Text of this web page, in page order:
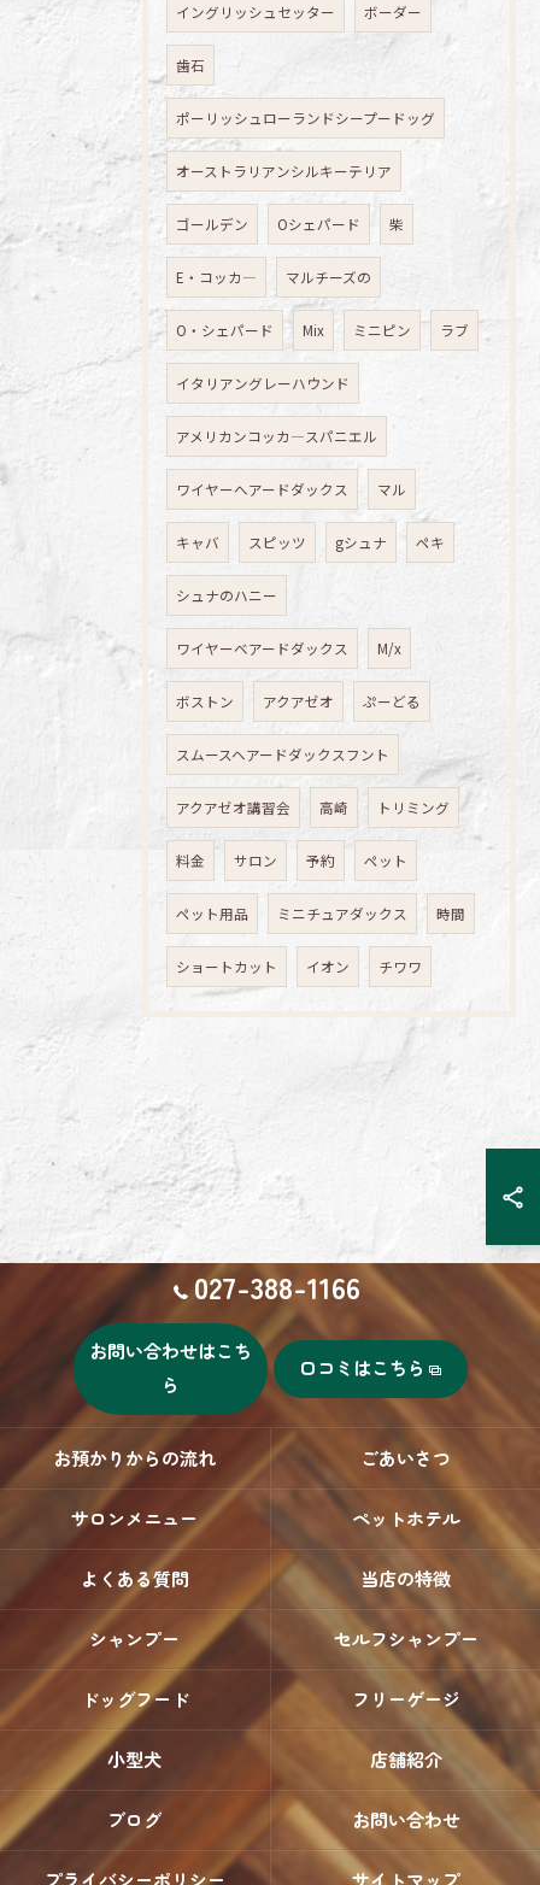
イングリッシュセッター ボーダー
歯石
ポーリッシュローランドシープードッグ
オーストラリアンシルキーテリア
ゴールデン Oシェパード 柴
E・コッカ― マルチーズの
O・シェパード Mix ミニピン ラブ
イタリアングレーハウンド
アメリカンコッカ―スパニエル
ワイヤーへアードダックス マル
キャバ スピッツ gシュナ ペキ
シュナのハニー
ワイヤーベアードダックス M/x
ボストン アクアゼオ ぷーどる
スムースヘアードダックスフント
アクアゼオ講習会 高崎 トリミング
料金 サロン 予約 ペット
ペット用品 ミニチュアダックス 時間
ショートカット イオン チワワ
027-388-1166
お問い合わせはこち
ら
口コミはこちら
お預かりからの流れ ごあいさつ
サロンメニュー ペットホテル
よくある質問 当店の特徴
シャンプー セルフシャンプー
ドッグフード フリーゲージ
小型犬 店舗紹介
ブログ お問い合わせ
プライバシーポリシー サイトマップ